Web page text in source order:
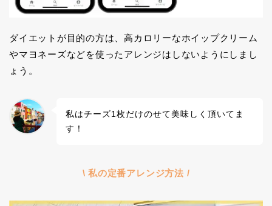
ダイエットが目的の方は、高カロリーなホイップクリーム
やマヨネーズなどを使ったアレンジはしないようにしまし
ょう。
私はチーズ1枚だけのせて美味しく頂いてま
す！
\ 私の定番アレンジ方法 /